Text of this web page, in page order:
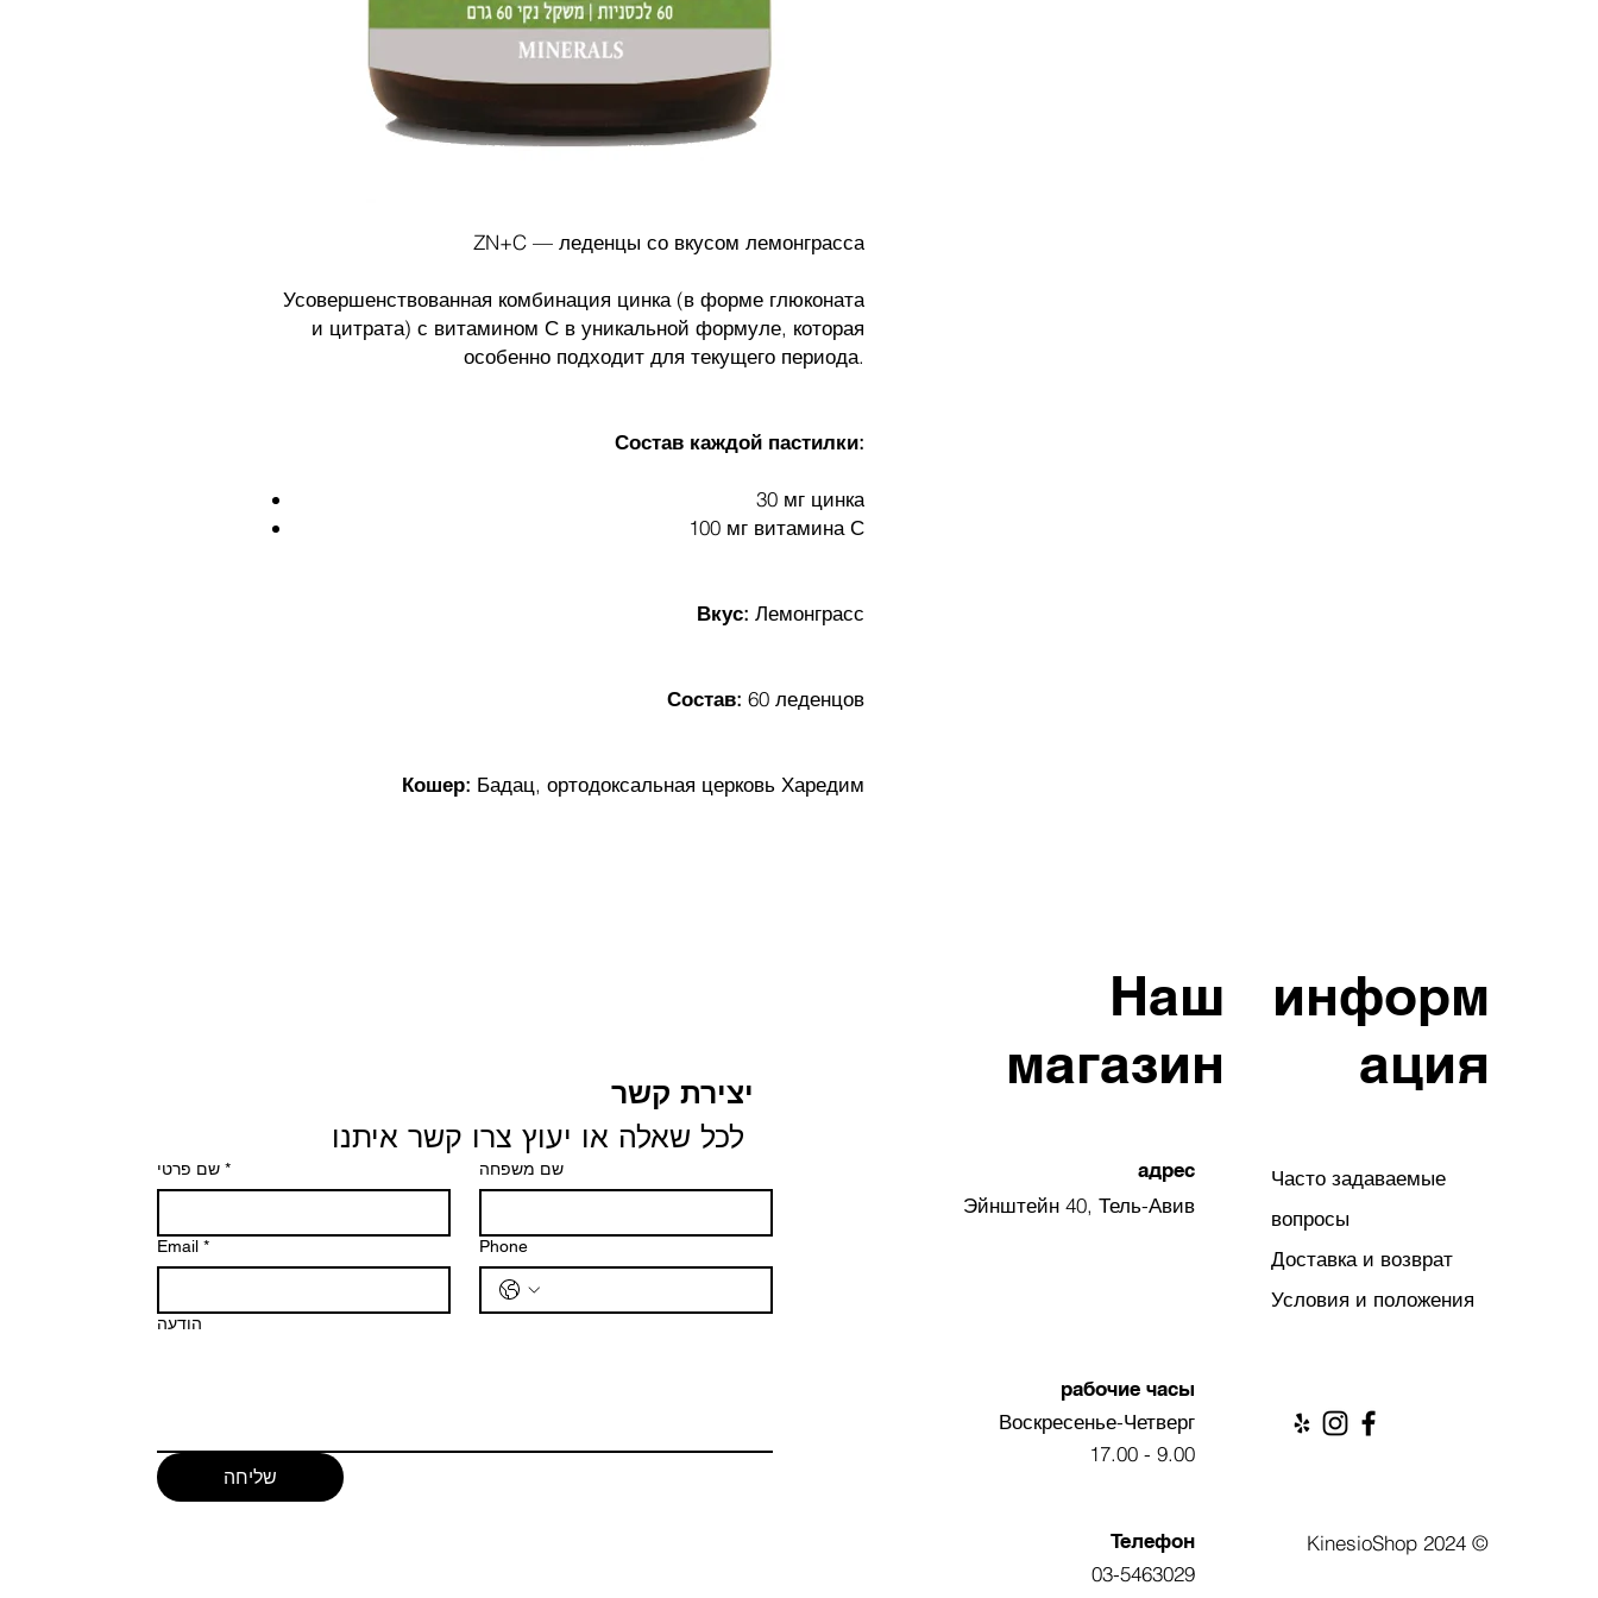
ZN+C — леденцы со вкусом лемонграсса
Усовершенствованная комбинация цинка (в форме глюконата
и цитрата) с витамином С в уникальной формуле, которая
особенно подходит для текущего периода.
Состав каждой пастилки:
30 мг цинка
100 мг витамина С
Вкус: Лемонграсс
Состав: 60 леденцов
Кошер: Бадац, ортодоксальная церковь Харедим
יצירת קשר
לכל שאלה או יעוץ צרו קשר איתנו
שם פרטי * שם משפחה
Email * Phone
הודעה
שליחה
информ
ация
Наш
магазин
Часто задаваемые
вопросы
Доставка и возврат
Условия и положения
адрес
Эйнштейн 40, Тель-Авив
рабочие часы
Воскресенье-Четверг
9.00 - 17.00
© 2024 KinesioShop
Телефон
03-5463029